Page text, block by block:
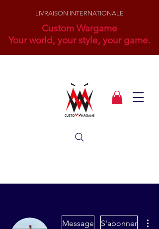
LIVRAISON INTERNATIONALE
Custom Wargame
Your world, your style, your game.
Message S'abonner